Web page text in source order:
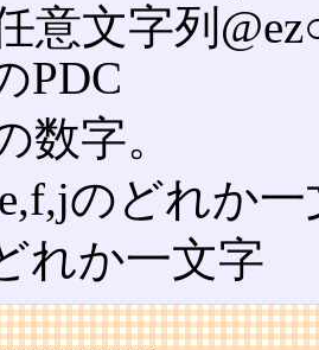
意文字列
PDC
字。
のどれか一
れか一文字